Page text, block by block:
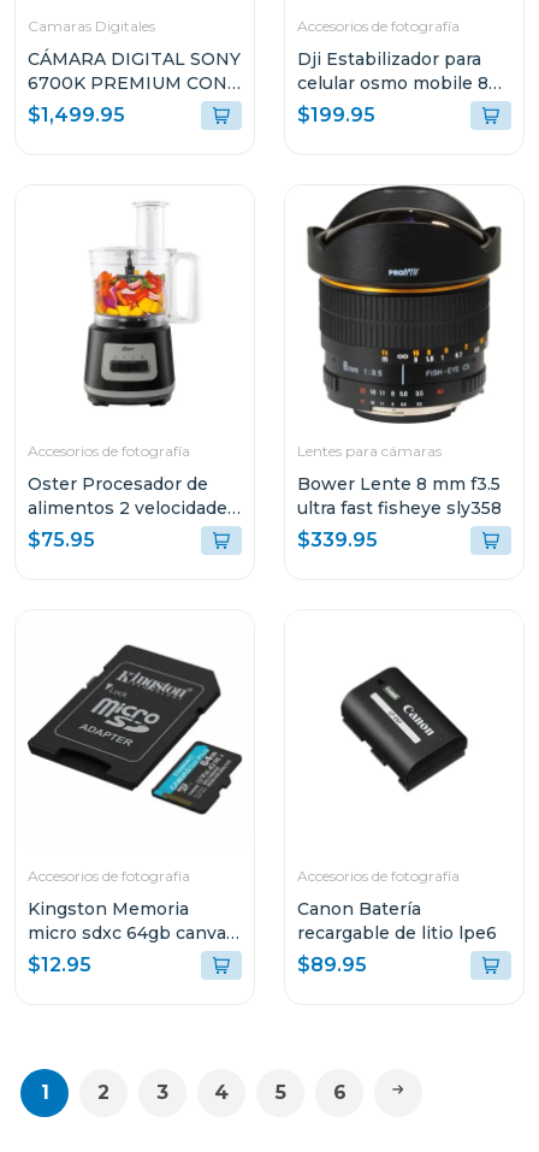
Camaras Digitales
CÁMARA DIGITAL SONY
6700K PREMIUM CON
MONTURA E + LENTE E
PZ 16-50MM F3.5-5.6
$1,499.95
Accesorios de fotografía
Dji Estabilizador para
celular osmo mobile 8
s308
$199.95
Accesorios de fotografía
Oster Procesador de
alimentos 2 velocidades
+ turbo 500 w fp1455
$75.95
Lentes para cámaras
Bower Lente 8 mm f3.5
ultra fast fisheye sly358
$339.95
Accesorios de fotografía
Kingston Memoria
micro sdxc 64gb canvas
go plus gen4 200 mb/s
sdcg4
$12.95
Accesorios de fotografía
Canon Batería
recargable de litio lpe6
$89.95
1 2 3 4 5 6